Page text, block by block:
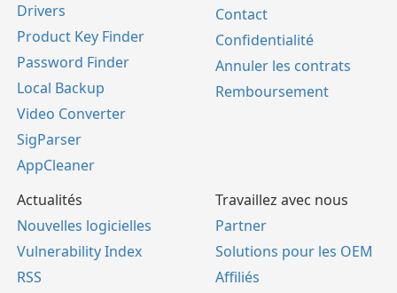
Drivers
Product Key Finder
Password Finder
Local Backup
Video Converter
SigParser
AppCleaner
Contact
Confidentialité
Annuler les contrats
Remboursement
Actualités
Nouvelles logicielles
Vulnerability Index
RSS
Travaillez avec nous
Partner
Solutions pour les OEM
Affiliés